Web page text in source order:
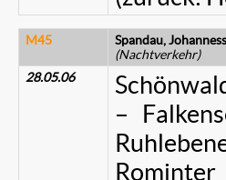
M45
Spandau,
(Nachtverkehr)
28.05.06
–